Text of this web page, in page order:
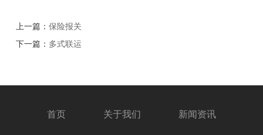
上一篇：保险报关
下一篇： 多式联运
首页 关于我们 新闻资讯